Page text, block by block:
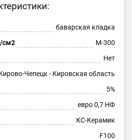
баварская кладка
см2
М-300
Нет
Чепецк - Кировская область
5%
евро 0,7 НФ
КС-Керамик
F100